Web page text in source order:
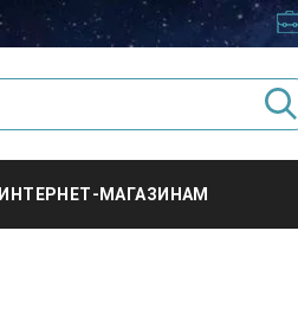
ИНТЕРНЕТ-МАГАЗИНАМ